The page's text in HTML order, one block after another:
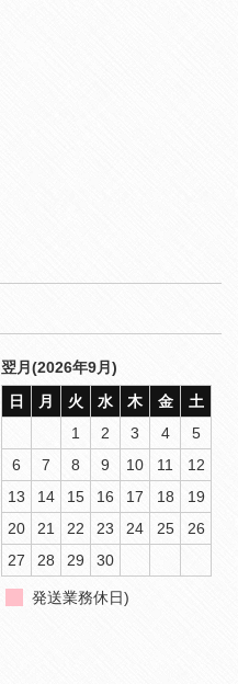
翌月(2026年9月)
日
月 火 水 木 金
土
1
2 3 4
5
6
7 8 9 10 11
12
13
14 15 16 17 18
19
20
21 22 23 24 25
26
27
28 29 30
発送業務休日)